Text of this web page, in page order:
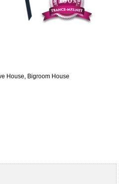
House, Bigroom House